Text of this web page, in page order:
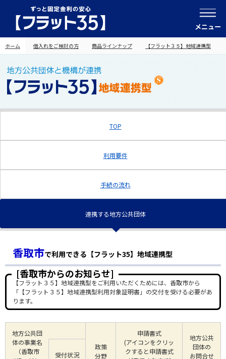
メニュー
ホーム 借入れをご検討の方 商品ラインナップ 【フラット３５】地域連携型
TOP
利用要件
手続の流れ
連携する地方公共団体
香取市で利用できる【フラット35】地域連携型
[香取市からのお知らせ]
【フラット３５】地域連携型をご利用いただくためには、香取市から
「【フラット３５】地域連携型利用対象証明書」の交付を受ける必要があ
ります。
地方公共団
体の事業名
（香取市
政策
分野
申請書式
(アイコンをクリッ
クすると申請書式
地方公共
団体の
お問合せ
受付状況